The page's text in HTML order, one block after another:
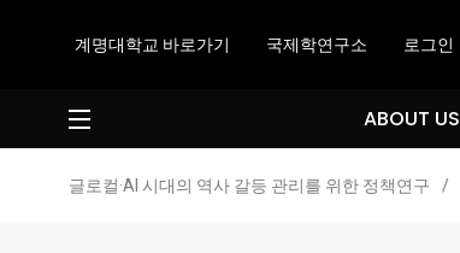
계명대학교 바로가기 국제학연구소 로그인
ABOUT US
글로컬·AI 시대의 역사 갈등 관리를 위한 정책연구 /